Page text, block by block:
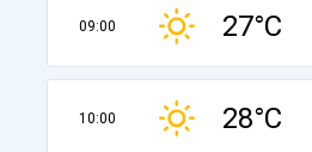
09:00 27°C
10:00 28°C